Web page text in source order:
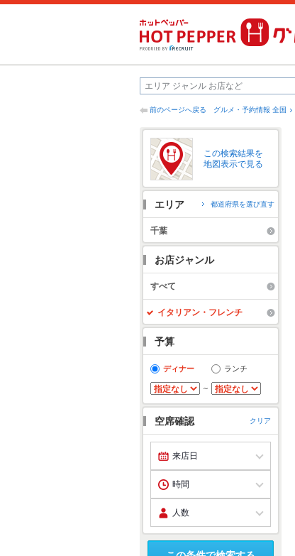
前のページへ戻る グルメ・予約情報 全国
この検索結果を
地図表示で見る
エリア 都道府県を選び直す
千葉
お店ジャンル
すべて
イタリアン・フレンチ
予算
ディナー ランチ
～
空席確認 クリア